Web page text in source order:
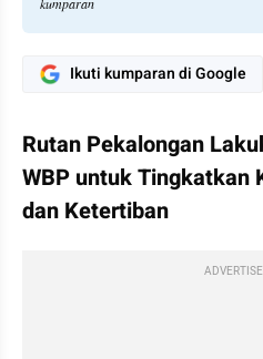
Ikuti kumparan di Google
Rutan Pekalongan
WBP untuk Tingkatkan
dan Ketertiban